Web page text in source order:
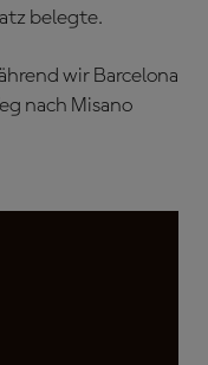
belegte.
wir Barcelona
nach Misano